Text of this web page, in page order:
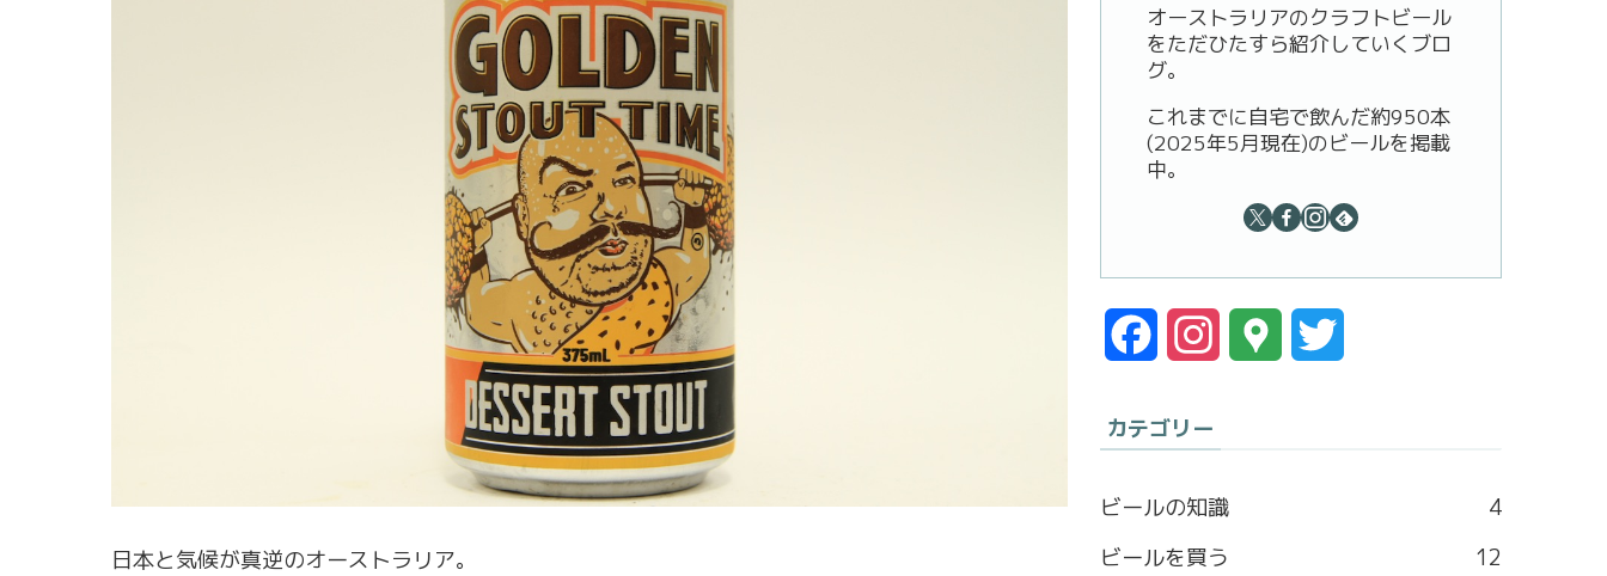
日本と気候が真逆のオーストラリア。
オーストラリアのクラフトビール
をただひたすら紹介していくブロ
グ。
これまでに自宅で飲んだ約950本
(2025年5月現在)のビールを掲載
中。
c
b
t
a
カテゴリー
ビールの知識
4
ビールを買う
12